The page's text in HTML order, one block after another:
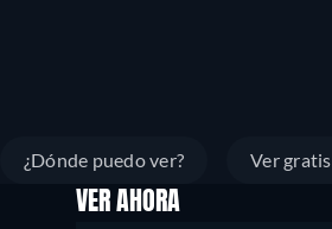
¿Dónde puedo ver? Ver gratis
VER AHORA